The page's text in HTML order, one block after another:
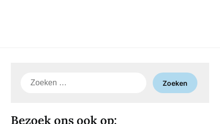
Zoeken
Bezoek ons ook op: